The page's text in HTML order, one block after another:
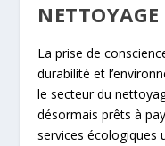
NETTOYAGE
La prise de
durabilité et
le secteur du
désormais prêts à
services écologiques